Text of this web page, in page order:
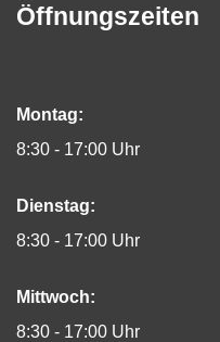
Öffnungszeiten
Montag:
8:30 - 17:00 Uhr
Dienstag:
8:30 - 17:00 Uhr
Mittwoch:
8:30 - 17:00 Uhr